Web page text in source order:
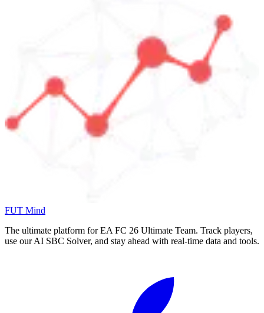
FUT Mind
The ultimate platform for EA FC 26 Ultimate Team. Track players,
use our AI SBC Solver, and stay ahead with real-time data and tools.